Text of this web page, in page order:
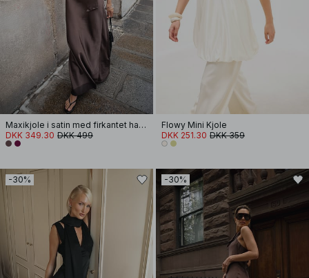
Maxikjole i satin med firkantet halsudskæring og tørklæde
DKK 349.30 DKK 499
Flowy Mini Kjole
DKK 251.30 DKK 359
-30% -30%